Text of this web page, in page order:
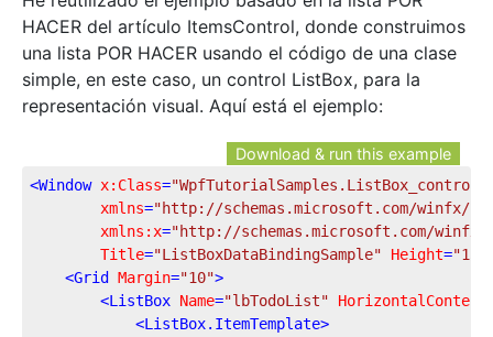
HACER del artículo ItemsControl, donde construimos
una lista POR HACER usando el código de una clase
simple, en este caso, un control ListBox, para la
representación visual. Aquí está el ejemplo:
Download & run this example
<Window x:Class=
xmlns="http://schemas.microsoft.com/winfx/
xmlns:x="http://schemas.microsoft.com/winfx/
Title="ListBoxDataBindingSample" Height=
<Grid Margin="10">
<ListBox Name="lbTodoList"
<ListBox.ItemTemplate>